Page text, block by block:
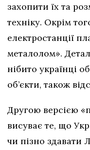
захопити їх та
техніку. Окрім
електростанції
металолом».
нібито українці
об’єкти, також
Другою версією
висуває те, що
чи пізно здавати